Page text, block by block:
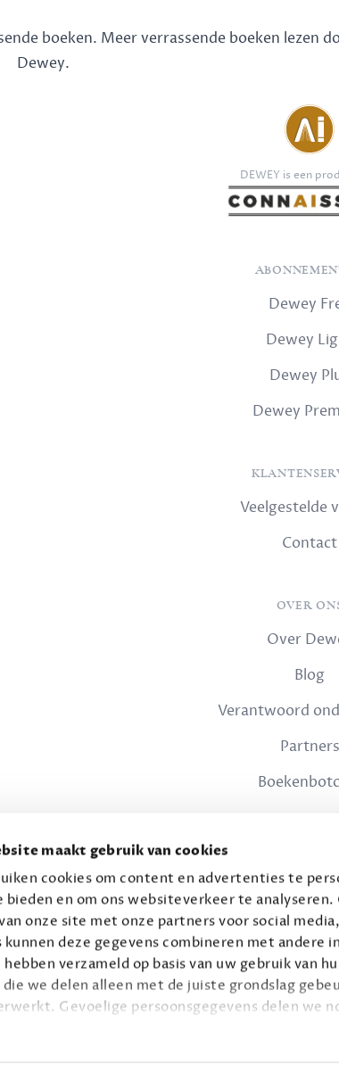
maakt gebruik van cookies
cookies om content en advertenties te
bieden en om ons websiteverkeer te
onze site met onze partners voor social
kunnen deze gegevens combineren met andere
hebben verzameld op basis van uw gebruik van
die we delen alleen met de juiste grondslag
Gevoelige persoonsgegevens delen we
boeken. Meer verrassende boeken lezen
Dewey.
DEWEY is een
Dewey
Dewey
Dewey
Dewey
Veelgestelde
Contact
OVER
Over
Blog
Verantwoord
Partners
Privacy
© 2026